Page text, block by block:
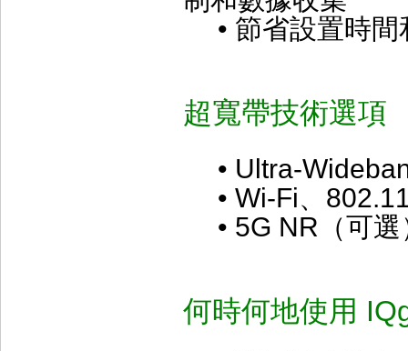
• 節省設置時間
超寬帶技術選項
• Ultra-
• Wi-Fi、
• 5G NR（可選
何時何地使用